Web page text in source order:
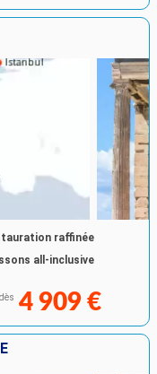
raffinée
all-inclusive
dès 4 909 €